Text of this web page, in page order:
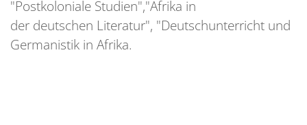
"Postkoloniale Studien","Afrika in
der deutschen Literatur", "Deutschunterricht und
Germanistik in Afrika.